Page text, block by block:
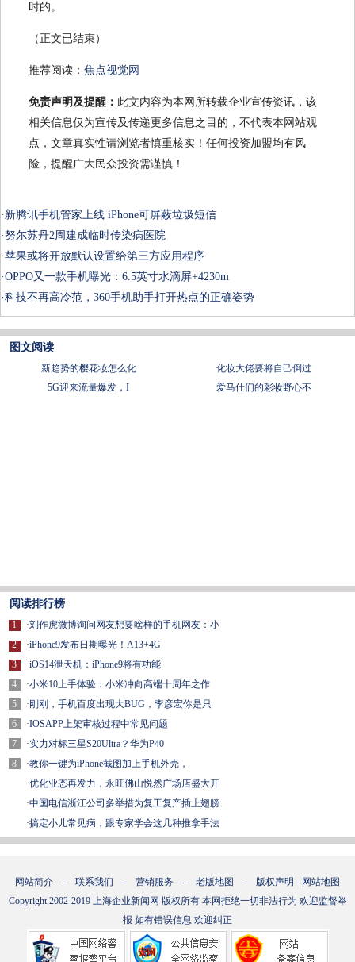
时的。
（正文已结束）
推荐阅读： 焦点视觉网
免责声明及提醒： 此文内容为本网所转载企业宣传资讯，该
相关信息仅为宣传及传递更多信息之目的，不代表本网站观
点，文章真实性请浏览者慎重核实！任何投资加盟均有风
险，提醒广大民众投资需谨慎！
· 新腾讯手机管家上线 iPhone可屏蔽垃圾短信
·努尔苏丹2周建成临时传染病医院
·苹果或将开放默认设置给第三方应用程序
·OPPO又一款手机曝光：6.5英寸水滴屏+4230m
·科技不再高冷范，360手机助手打开热点的正确姿势
图文阅读
新趋势的樱花妆怎么化
化妆大佬要将自己倒过
5G迎来流量爆发，I
爱马仕们的彩妆野心不
阅读排行榜
1
2
3
4
5
6
7
8
·刘作虎微博询问网友想要啥样的手机网友：小
·iPhone9发布日期曝光！A13+4G
·iOS14泄天机：iPhone9将有功能
·小米10上手体验：小米冲向高端十周年之作
·刚刚，手机百度出现大BUG，李彦宏你是只
·IOSAPP上架审核过程中常见问题
·实力对标三星S20Ultra？华为P40
·教你一键为iPhone截图加上手机外壳，
·优化业态再发力，永旺佛山悦然广场店盛大开
·中国电信浙江公司多举措为复工复产插上翅膀
·搞定小儿常见病，跟专家学会这几种推拿手法
网站简介 - 联系我们 - 营销服务 - 老版地图 - 版权声明 - 网站地图
Copyright.2002-2019 上海企业新闻网 版权所有 本网拒绝一切非法行为 欢迎监督举
报 如有错误信息 欢迎纠正